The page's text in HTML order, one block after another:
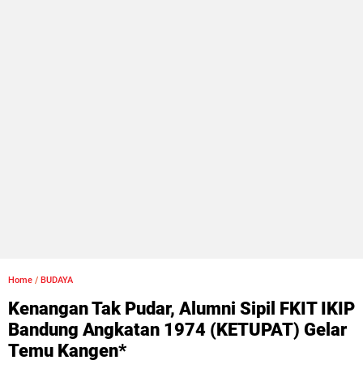
Home / BUDAYA
Kenangan Tak Pudar, Alumni Sipil FKIT IKIP
Bandung Angkatan 1974 (KETUPAT) Gelar
Temu Kangen*